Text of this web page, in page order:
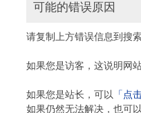
可能的错误原因
请复制上方错误信息到搜
如果您是访客，这说明网
如果您是站长，可以 「点
如果仍然无法解决，也可